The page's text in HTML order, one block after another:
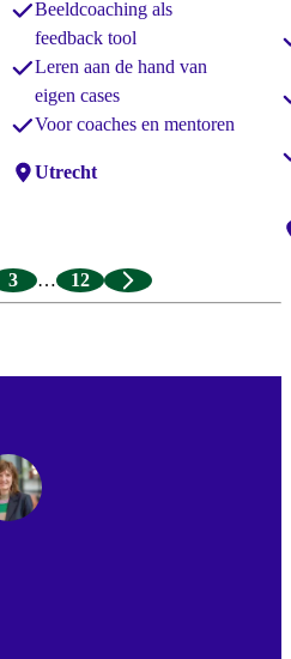
Beeldcoaching als
feedback tool
Leren aan de hand van
eigen cases
Voor coaches en mentoren
Locaties:
Utrecht
3 … 12